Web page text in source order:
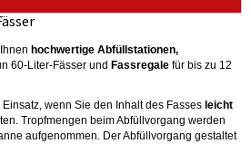
hochwertige Abfüllstationen,
60-Liter-Fässer und Fassregale für bis zu 12
Einsatz, wenn Sie den Inhalt des Fasses leicht
Tropfmengen beim Abfüllvorgang werden
aufgenommen. Der Abfüllvorgang gestaltet